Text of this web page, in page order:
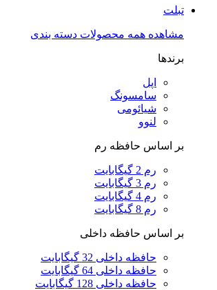
تبلت
مشاهده همه محصولات دسته بندی
برندها
اپل
سامسونگ
شیائومی
لنوو
بر اساس حافظه رم
رم 2 گیگابایت
رم 3 گیگابایت
رم 4 گیگابایت
رم 8 گیگابایت
بر اساس حافظه داخلی
حافظه داخلی 32 گیگابایت
حافظه داخلی 64 گیگابایت
حافظه داخلی 128 گیگابایت